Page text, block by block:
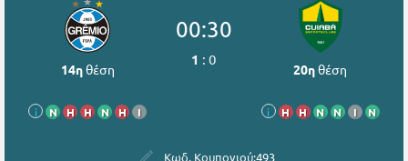
14ηθέση
i Ν Η Η Ν Η Ι
00:30
1 :0
20ηθέση
i Η Η Ν Ν Ι Ν
Κωδ. Κουπονιού:493